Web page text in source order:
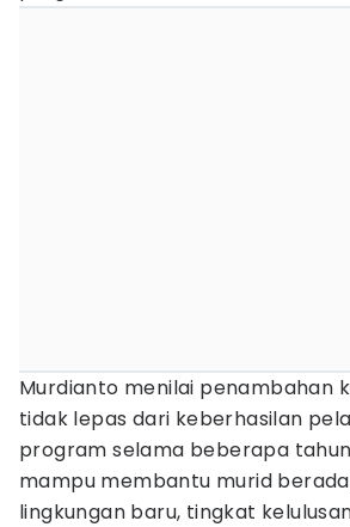
Murdianto menilai penambahan
tidak lepas dari keberhasilan
program selama beberapa
mampu membantu murid
lingkungan baru, tingkat